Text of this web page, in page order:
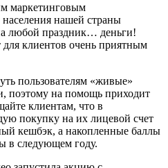
маркетинговым
нашей страны
любой праздник… деньги!
клиентов очень приятным
пользователям «живые»
поэтому на помощь приходит
клиентам, что в
покупку на их лицевой счет
кешбэк, а накопленные баллы
в следующем году.